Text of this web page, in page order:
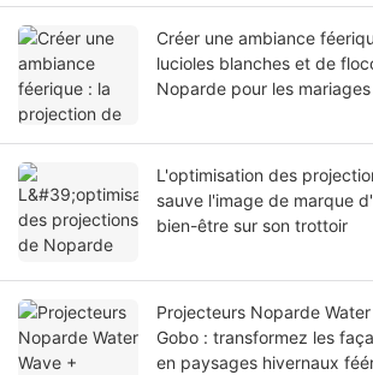
Créer une ambiance
lucioles blanches et de
Noparde pour les mariages
L'optimisation des
sauve l'image de marque
bien-être sur son trottoir
Projecteurs Noparde
Gobo : transformez les
en paysages hivernaux